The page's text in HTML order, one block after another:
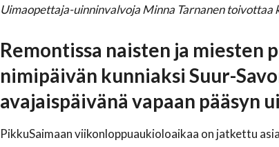
Uimaopettaja-uinninvalvoja Minna Tarnanen
Remontissa naisten ja miesten
nimipäivän kunniaksi Suur-
avajaispäivänä vapaan pääsyn
PikkuSaimaan viikonloppuaukioloaikaa on jatkettu